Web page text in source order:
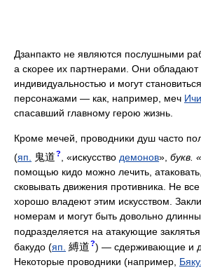
Дзанпакто не являются послушными
а скорее их партнерами. Они обладают
индивидуальностью и могут
персонажами — как, например, меч
спасавший главному герою жизнь.
Кроме мечей, проводники душ часто
(яп. 鬼道? , «искусство демонов»,букв.
помощью кидо можно лечить,
сковывать движения противника. Не
хорошо владеют этим искусством.
номерам и могут быть довольно
подразделяется на атакующие
бакудо (яп. 縛道?) — сдерживающие и
Некоторые проводники (например,